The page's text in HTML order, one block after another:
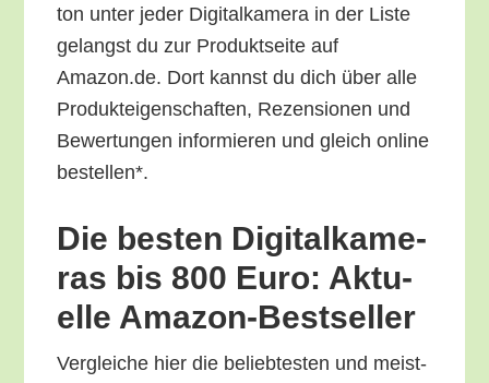
ton unter jeder Digi­tal­ka­me­ra in der Lis­te
gelangst du zur Pro­dukt­sei­te auf
Amazon.de. Dort kannst du dich über alle
Pro­duk­tei­gen­schaf­ten, Rezen­sio­nen und
Bewer­tun­gen infor­mie­ren und gleich online
bestellen*.
Die bes­ten Digi­tal­ka­me­
ras bis 800 Euro: Aktu­
el­le Amazon-Bestseller
Ver­glei­che hier die belieb­tes­ten und meist­